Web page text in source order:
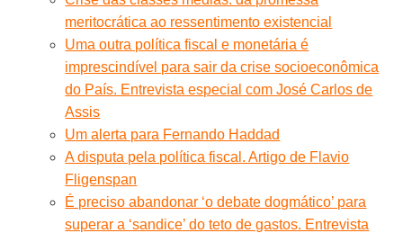
meritocrática ao ressentimento existencial
Uma outra política fiscal e monetária é
imprescindível para sair da crise socioeconômica
do País. Entrevista especial com José Carlos de
Assis
Um alerta para Fernando Haddad
A disputa pela política fiscal. Artigo de Flavio
Fligenspan
É preciso abandonar ‘o debate dogmático’ para
superar a ‘sandice’ do teto de gastos. Entrevista